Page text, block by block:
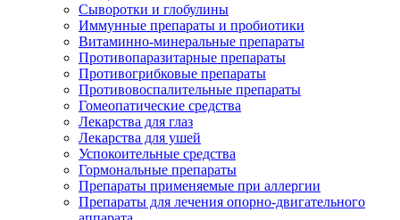
Сыворотки и глобулины
Иммунные препараты и пробиотики
Витаминно-минеральные препараты
Противопаразитарные препараты
Противогрибковые препараты
Противовоспалительные препараты
Гомеопатические средства
Лекарства для глаз
Лекарства для ушей
Успокоительные средства
Гормональные препараты
Препараты применяемые при аллергии
Препараты для лечения опорно-двигательного